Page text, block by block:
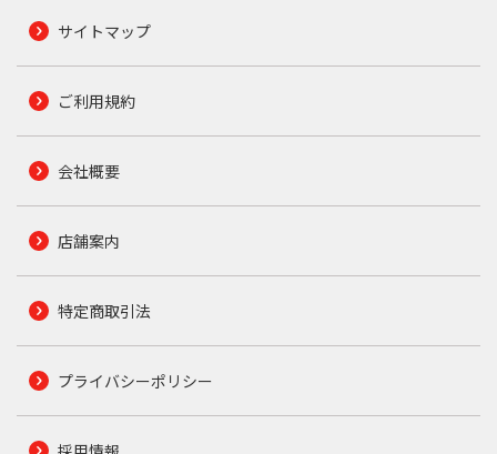
サイトマップ
ご利用規約
会社概要
店舗案内
特定商取引法
プライバシーポリシー